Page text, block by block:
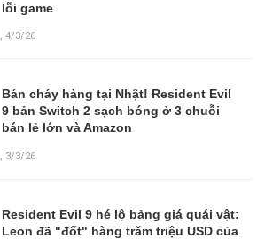
lỗi game
,4/3/26
Bán cháy hàng tại Nhật! Resident Evil
9 bản Switch 2 sạch bóng ở 3 chuỗi
bán lẻ lớn và Amazon
3/3/26
Resident Evil 9 hé lộ bảng giá quái vật:
Leon đã "đốt" hàng trăm triệu USD của